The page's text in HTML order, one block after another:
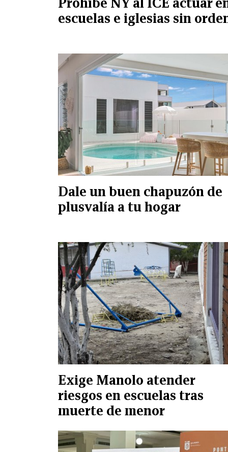
escuelas e iglesias sin
Dale un buen chapuzón de
plusvalía a tu hogar
Exige Manolo atender
riesgos en escuelas tras
muerte de menor